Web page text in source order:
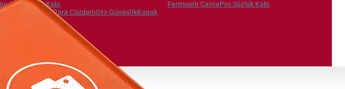
Not Defteri Kabı
Fermuarlı ÇantaPvc Sözlük Kabı
Saatleri Bozuk Para CüzdanıOto GüneşlikKapak